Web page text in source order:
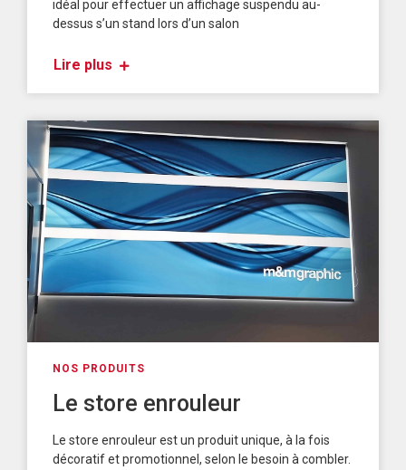
idéal pour effectuer un affichage suspendu au-
dessus s’un stand lors d’un salon
Lire plus
NOS PRODUITS
Le store enrouleur
Le store enrouleur est un produit unique, à la fois
décoratif et promotionnel, selon le besoin à combler.